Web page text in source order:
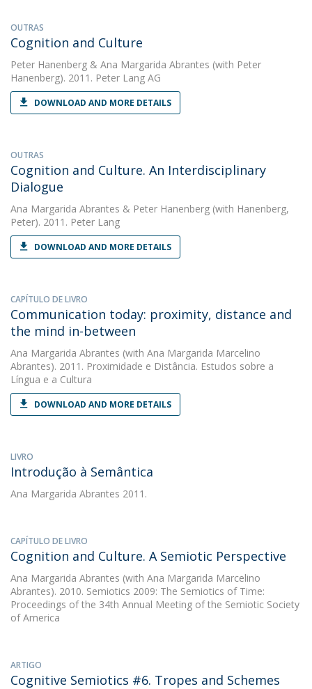
OUTRAS
Cognition and Culture
Peter Hanenberg & Ana Margarida Abrantes (with Peter
Hanenberg). 2011. Peter Lang AG
DOWNLOAD AND MORE DETAILS
OUTRAS
Cognition and Culture. An Interdisciplinary
Dialogue
Ana Margarida Abrantes & Peter Hanenberg (with Hanenberg,
Peter). 2011. Peter Lang
DOWNLOAD AND MORE DETAILS
CAPÍTULO DE LIVRO
Communication today: proximity, distance and
the mind in-between
Ana Margarida Abrantes (with Ana Margarida Marcelino
Abrantes). 2011. Proximidade e Distância. Estudos sobre a
Língua e a Cultura
DOWNLOAD AND MORE DETAILS
LIVRO
Introdução à Semântica
Ana Margarida Abrantes 2011.
CAPÍTULO DE LIVRO
Cognition and Culture. A Semiotic Perspective
Ana Margarida Abrantes (with Ana Margarida Marcelino
Abrantes). 2010. Semiotics 2009: The Semiotics of Time:
Proceedings of the 34th Annual Meeting of the Semiotic Society
of America
ARTIGO
Cognitive Semiotics #6. Tropes and Schemes